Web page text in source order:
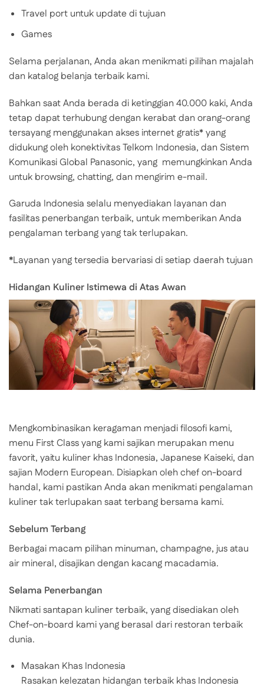
Travel port untuk update di tujuan
Games
Selama perjalanan, Anda akan menikmati pilihan majalah
dan katalog belanja terbaik kami.
Bahkan saat Anda berada di ketinggian 40.000 kaki, Anda
tetap dapat terhubung dengan kerabat dan orang-orang
tersayang menggunakan akses internet gratis* yang
didukung oleh konektivitas Telkom Indonesia, dan Sistem
Komunikasi Global Panasonic, yang memungkinkan Anda
untuk browsing, chatting, dan mengirim e-mail.
Garuda Indonesia selalu menyediakan layanan dan
fasilitas penerbangan terbaik, untuk memberikan Anda
pengalaman terbang yang tak terlupakan.
*Layanan yang tersedia bervariasi di setiap daerah tujuan
Hidangan Kuliner Istimewa di Atas Awan
Mengkombinasikan keragaman menjadi filosofi kami,
menu First Class yang kami sajikan merupakan menu
favorit, yaitu kuliner khas Indonesia, Japanese Kaiseki, dan
sajian Modern European. Disiapkan oleh chef on-board
handal, kami pastikan Anda akan menikmati pengalaman
kuliner tak terlupakan saat terbang bersama kami.
Sebelum Terbang
Berbagai macam pilihan minuman, champagne, jus atau
air mineral, disajikan dengan kacang macadamia.
Selama Penerbangan
Nikmati santapan kuliner terbaik, yang disediakan oleh
Chef-on-board kami yang berasal dari restoran terbaik
dunia.
Masakan Khas Indonesia
Rasakan kelezatan hidangan terbaik khas Indonesia